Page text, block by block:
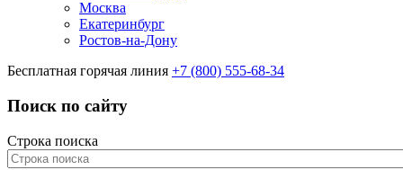
Москва
Екатеринбург
Ростов-на-Дону
Бесплатная горячая линия +7 (800) 555-68-34
Поиск по сайту
Строка поиска